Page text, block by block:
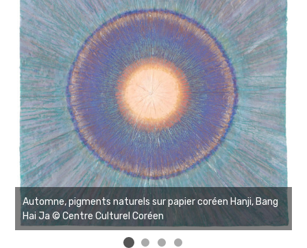
Automne, pigments naturels sur papier coréen Hanji, Bang
Hai Ja © Centre Culturel Coréen